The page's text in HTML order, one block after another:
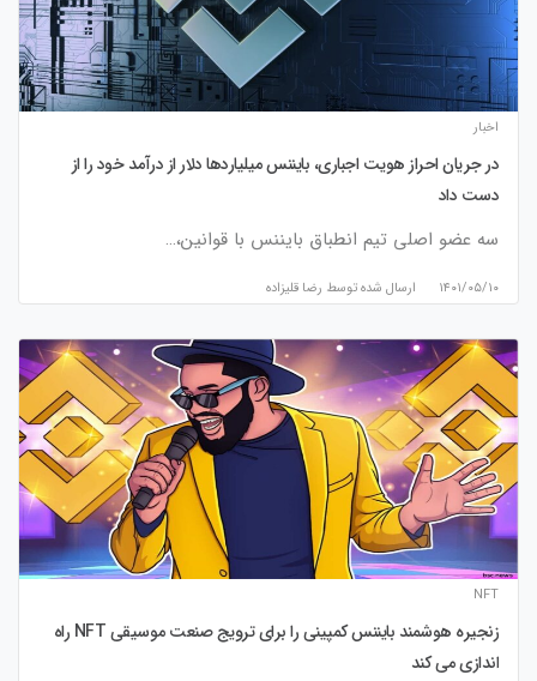
اخبار
در جریان احراز هویت اجباری، بایننس میلیاردها دلار از درآمد خود را از
دست داد
سه عضو اصلی تیم انطباق بایننس با قوانین،…
۱۴۰۱/۰۵/۱۰ ارسال شده توسط رضا قلیزاده
NFT
زنجیره هوشمند بایننس کمپینی را برای ترویج صنعت موسیقی NFT راه
اندازی می کند